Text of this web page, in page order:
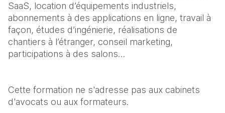
SaaS, location d’équipements industriels,
abonnements à des applications en ligne, travail à
façon, études d’ingénierie, réalisations de
chantiers à l’étranger, conseil marketing,
participations à des salons…
Cette formation ne s'adresse pas aux cabinets
d'avocats ou aux formateurs.